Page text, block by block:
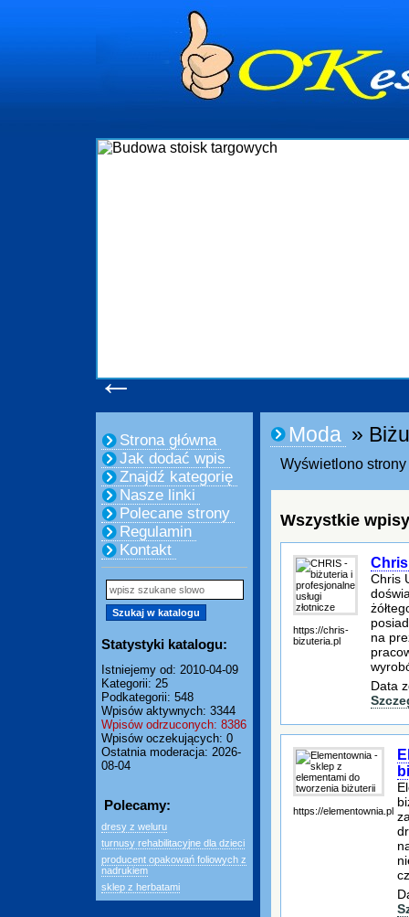
←
Strona główna
Jak dodać wpis
Znajdź kategorię
Nasze linki
Polecane strony
Regulamin
Kontakt
Statystyki katalogu:
Istniejemy od: 2010-04-09
Kategorii: 25
Podkategorii: 548
Wpisów aktywnych: 3344
Wpisów odrzuconych: 8386
Wpisów oczekujących: 0
Ostatnia moderacja: 2026-
08-04
Polecamy:
dresy z weluru
turnusy rehabilitacyjne dla dzieci
producent opakowań foliowych z
nadrukiem
sklep z herbatami
Moda »
Wyświetlono
Wszystkie
https://chris-
bizuteria.pl
Chris
na
Data
https://elementownia.pl